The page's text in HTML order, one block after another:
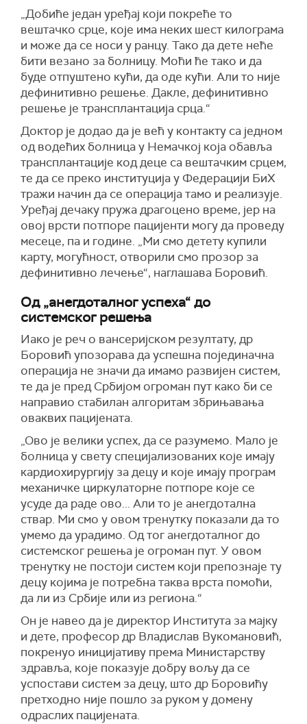
„Добиће један уређај који покреће то
вештачко срце, које има неких шест килограма
и може да се носи у ранцу. Тако да дете неће
бити везано за болницу. Моћи ће тако и да
буде отпуштено кући, да оде кући. Али то није
дефинитивно решење. Дакле, дефинитивно
решење је трансплантација срца.“
Доктор је додао да је већ у контакту са једном
од водећих болница у Немачкој која обавља
трансплантације код деце са вештачким срцем,
те да се преко институција у Федерацији БиХ
тражи начин да се операција тамо и реализује.
Уређај дечаку пружа драгоцено време, јер на
овој врсти потпоре пацијенти могу да проведу
месеце, па и године. „Ми смо детету купили
карту, могућност, отворили смо прозор за
дефинитивно лечење“, наглашава Боровић.
Од „анегдоталног успеха“ до
системског решења
Иако је реч о вансеријском резултату, др
Боровић упозорава да успешна појединачна
операција не значи да имамо развијен систем,
те да је пред Србијом огроман пут како би се
направио стабилан алгоритам збрињавања
оваквих пацијената.
„Ово је велики успех, да се разумемо. Мало је
болница у свету специјализованих које имају
кардиохирургију за децу и које имају програм
механичке циркулаторне потпоре које се
усуде да раде ово... Али то је анегдотална
ствар. Ми смо у овом тренутку показали да то
умемо да урадимо. Од тог анегдоталног до
системског решења је огроман пут. У овом
тренутку не постоји систем који препознаје ту
децу којима је потребна таква врста помоћи,
да ли из Србије или из региона.“
Он је навео да је директор Института за мајку
и дете, професор др Владислав Вукомановић,
покренуо иницијативу према Министарству
здравља, које показује добру вољу да се
успостави систем за децу, што др Боровићу
претходно није пошло за руком у домену
одраслих пацијената.